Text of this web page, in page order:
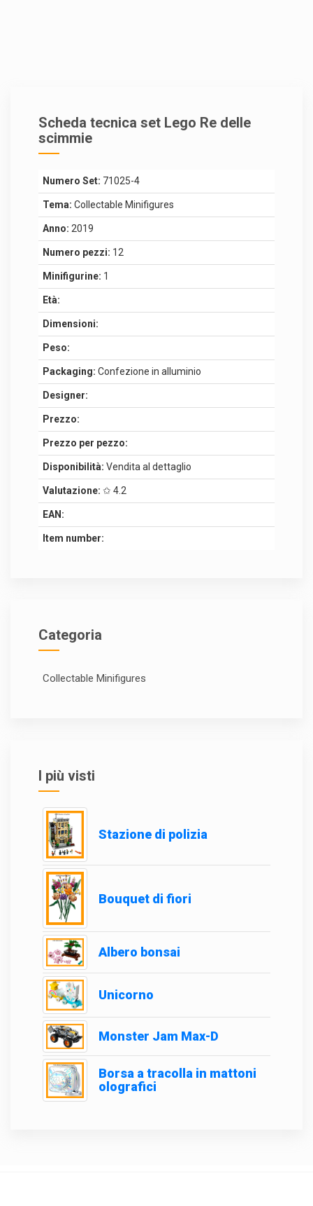
Scheda tecnica set Lego Re delle
scimmie
Numero Set: 71025-4
Tema: Collectable Minifigures
Anno: 2019
Numero pezzi: 12
Minifigurine: 1
Età:
Dimensioni:
Peso:
Packaging: Confezione in alluminio
Designer:
Prezzo:
Prezzo per pezzo:
Disponibilità: Vendita al dettaglio
Valutazione: ✩ 4.2
EAN:
Item number:
Categoria
Collectable Minifigures
I più visti
Stazione di polizia
Bouquet di fiori
Albero bonsai
Unicorno
Monster Jam Max-D
Borsa a tracolla in mattoni
olografici